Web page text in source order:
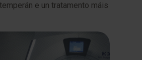
e un tratamento máis